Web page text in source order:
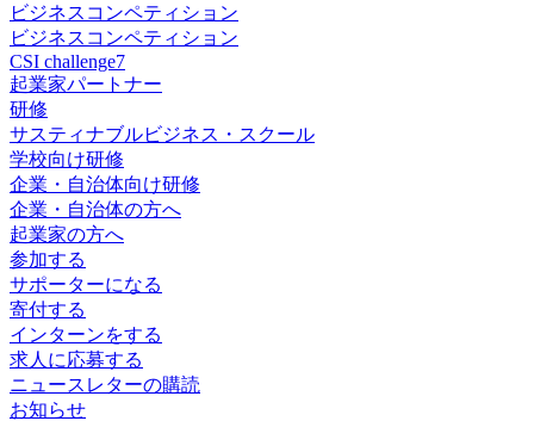
ビジネスコンペティション
ビジネスコンペティション
CSI challenge7
起業家パートナー
研修
サスティナブルビジネス・スクール
学校向け研修
企業・自治体向け研修
企業・自治体の方へ
起業家の方へ
参加する
サポーターになる
寄付する
インターンをする
求人に応募する
ニュースレターの購読
お知らせ